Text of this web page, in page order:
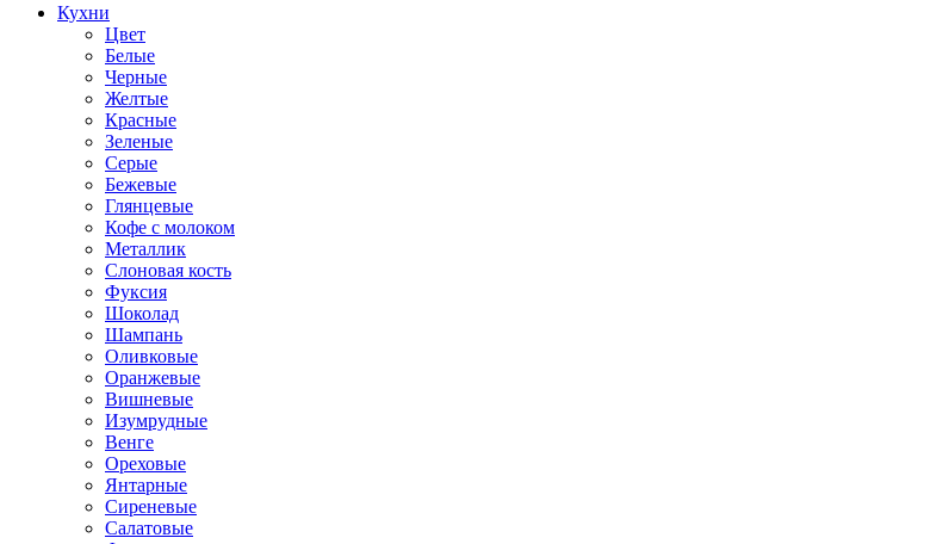
Кухни
Цвет
Белые
Черные
Желтые
Красные
Зеленые
Серые
Бежевые
Глянцевые
Кофе с молоком
Металлик
Слоновая кость
Фуксия
Шоколад
Шампань
Оливковые
Оранжевые
Вишневые
Изумрудные
Венге
Ореховые
Янтарные
Сиреневые
Салатовые